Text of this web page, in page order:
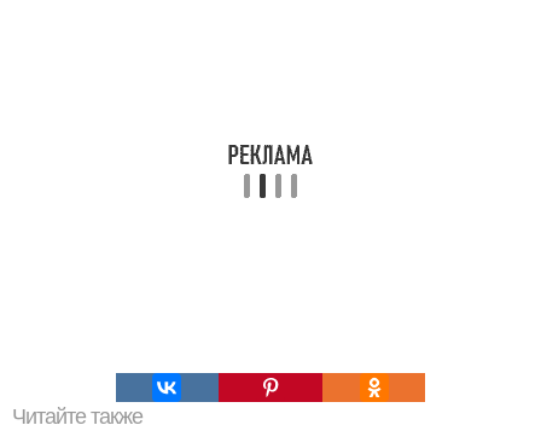
Читайте также